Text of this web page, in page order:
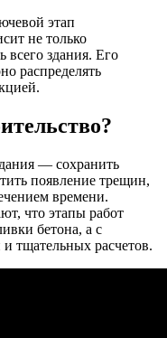
этап
не только
всего здания. Его
распределять
— сохранить
появление трещин,
времени.
что этапы работ
бетона, а с
тщательных расчетов.